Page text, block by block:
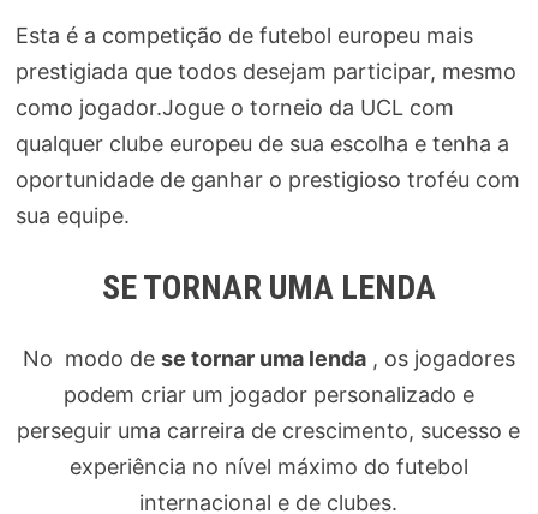
Esta é a competição de futebol europeu mais
prestigiada que todos desejam participar, mesmo
como jogador.Jogue o torneio da UCL com
qualquer clube europeu de sua escolha e tenha a
oportunidade de ganhar o prestigioso troféu com
sua equipe.
SE TORNAR UMA LENDA
No modo de se tornar uma lenda, os jogadores
podem criar um jogador personalizado e
perseguir uma carreira de crescimento, sucesso e
experiência no nível máximo do futebol
internacional e de clubes.